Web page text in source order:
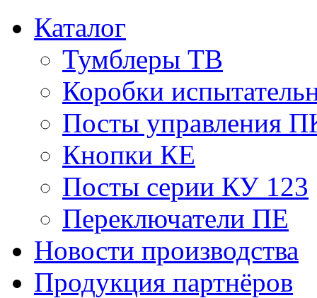
Каталог
Тумблеры ТВ
Коробки
Посты управления
Кнопки КЕ
Посты серии КУ 123
Переключатели ПЕ
Новости производства
Продукция партнёров